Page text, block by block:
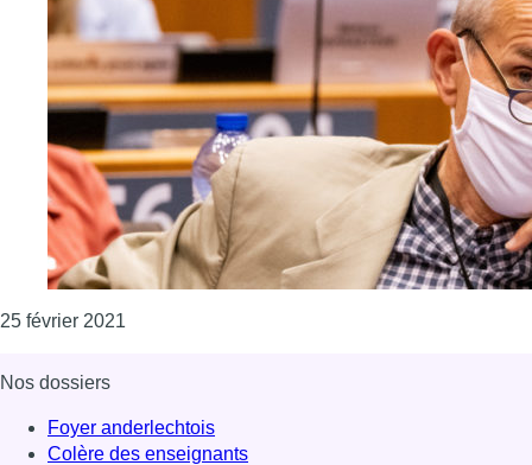
25 février 2021
Nos dossiers
Foyer anderlechtois
Colère des enseignants